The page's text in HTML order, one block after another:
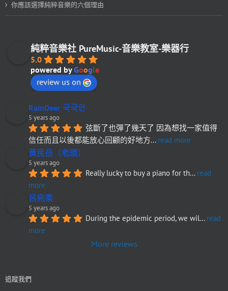
你應該選擇純粹音樂的六個理由
純粹音樂社 PureMusic-音樂教室-樂器行
5.0
powered byGoogle
review us on
RainDeer 국국안
5 years ago
弦斷了也彈了幾天了 因為想找一家值得
信任而且以後都能放心回顧的好地方... read more
黃民岳（老頭）
5 years ago
Really lucky to buy a piano for th... read
more
呂宛柔
5 years ago
During the epidemic period, we wil... read
more
More reviews
追蹤我們